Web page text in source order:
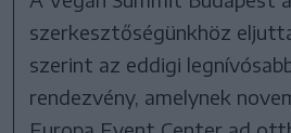
szerkesztőségünkhöz
szerint az eddigi
rendezvény, amelynek